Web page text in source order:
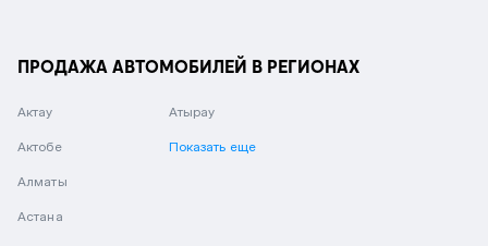
ПРОДАЖА АВТОМОБИЛЕЙ В РЕГИОНАХ
Актау
Актобе
Алматы
Астана
Атырау
Показать еще